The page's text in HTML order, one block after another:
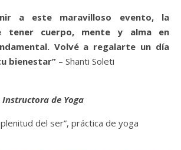
a este maravilloso evento, la
tener cuerpo, mente y alma en
Volvé a regalarte un día
bienestar” – Shanti Soleti
Instructora de Yoga
del ser”, práctica de yoga